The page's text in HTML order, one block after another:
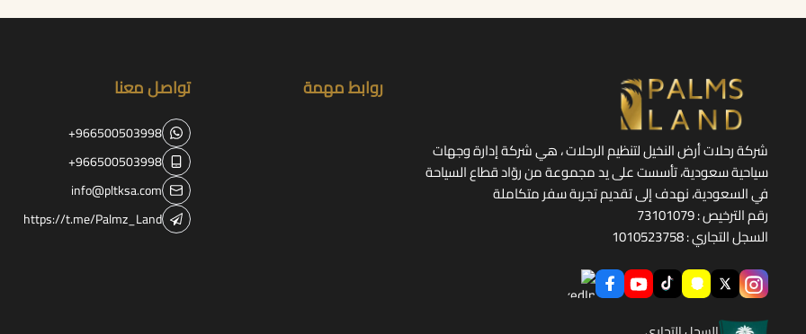
شركة رحلات أرض النخيل لتنظيم الرحلات ، هي شركة إدارة وجهات
سياحية سعودية، تأسست على يد مجموعة من روّاد قطاع السياحة
في السعودية، نهدف إلى تقديم تجربة سفر متكاملة
رقم الترخيص : 73101079
السجل التجاري : 1010523758
روابط مهمة تواصل معنا
+966500503998
+966500503998
info@pltksa.com
https://t.me/Palmz_Land